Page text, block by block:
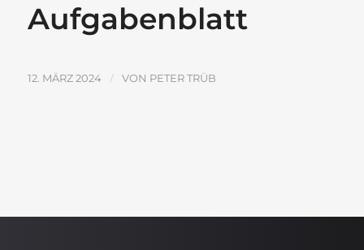
Aufgabenblatt
12. MÄRZ 2024 / VON PETER TRÜB